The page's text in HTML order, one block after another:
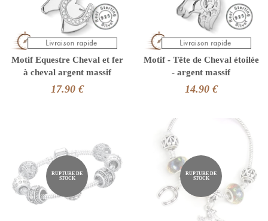
Motif Equestre Cheval et fer
à cheval argent massif
17.90 €
Motif - Tête de Cheval étoilée
- argent massif
14.90 €
RUPTURE DE
STOCK
RUPTURE DE
STOCK